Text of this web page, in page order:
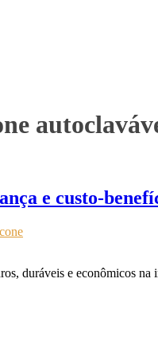
e custo-
duráveis e econômicos